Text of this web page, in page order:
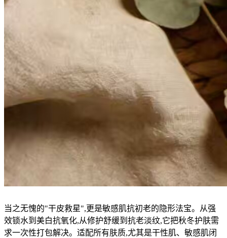
当之无愧的"干皮救星",更是敏感肌抗初老的隐形法宝。从强
效锁水到美白抗氧化,从修护舒缓到抗老淡纹,它把秋冬护肤需
求一次性打包解决。适配所有肤质,尤其是干性肌、敏感肌闭